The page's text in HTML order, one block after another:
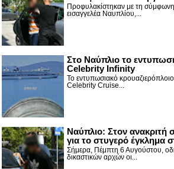
Προφυλακίστηκαν με τη
εισαγγελέα Ναυπλίου,...
Στο Ναύπλιο το
Celebrity Infinity
Το εντυπωσιακό
Celebrity Cruise...
Nαύπλιο: Στον ανακριτή
για το στυγερό έγκλημα
Σήμερα, Πέμπτη 6 Αυγούστου,
δικαστικών αρχών οι...